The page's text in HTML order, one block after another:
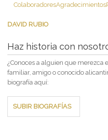
ColaboradoresAgradecimientos
DAVID RUBIO
Haz historia con
¿Conoces a alguien que merezca
familiar, amigo o conocido
biografía aquí:
SUBIR BIOGRAFÍAS